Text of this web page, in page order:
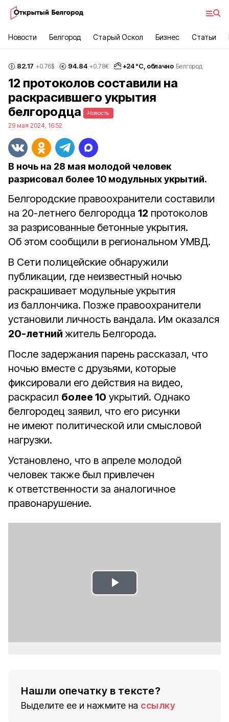
Новости Белгород Старый Оскол Бизнес Статьи
82.17 +0.76$ 94.84 +0.78€ +24°С, облачно Белгород
12 протоколов составили на
раскрасившего укрытия
белгородца
Новость
29 мая 2024, 16:52
В ночь на 28 мая молодой человек
разрисовал более 10 модульных укрытий.
Белгородские правоохранители составили
на 20-летнего белгородца 12 протоколов
за разрисованные бетонные укрытия.
Об этом сообщили в региональном УМВД.
В Сети полицейские обнаружили
публикации, где неизвестный ночью
раскрашивает модульные укрытия
из баллончика. Позже правоохранители
установили личность вандала. Им оказался
20-летний житель Белгорода.
После задержания парень рассказал, что
ночью вместе с друзьями, которые
фиксировали его действия на видео,
раскрасил более 10 укрытий. Однако
белгородец заявил, что его рисунки
не имеют политической или смысловой
нагрузки.
Установлено, что в апреле молодой
человек также был привлечен
к ответственности за аналогичное
правонарушение.
Play
Нашли опечатку в тексте?
Выделите ее и нажмите на ссылку